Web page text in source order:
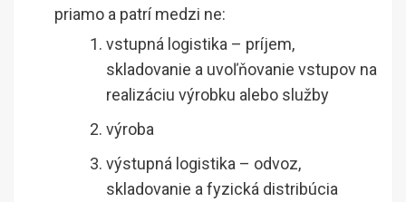
priamo a patrí medzi ne:
vstupná logistika – príjem,
skladovanie a uvoľňovanie vstupov na
realizáciu výrobku alebo služby
výroba
výstupná logistika – odvoz,
skladovanie a fyzická distribúcia